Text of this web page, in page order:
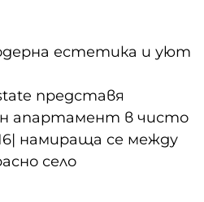
естетика и уют
представя
апартамент в чисто
намираща се между
село